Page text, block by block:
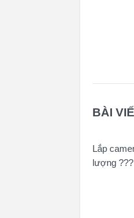
BÀI
Lắp
lượng ???